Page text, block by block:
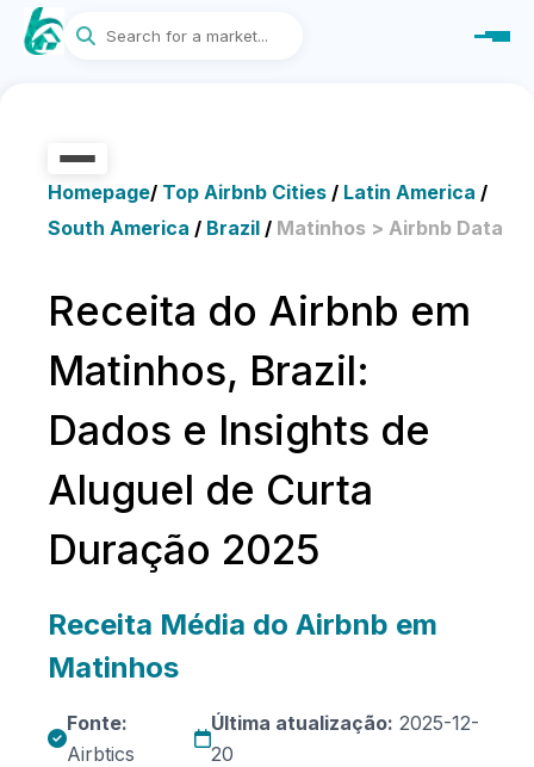
Homepage/ Top Airbnb Cities / Latin America /
South America / Brazil / Matinhos > Airbnb Data
Receita do Airbnb em
Matinhos, Brazil:
Dados e Insights de
Aluguel de Curta
Duração 2025
Receita Média do Airbnb em
Matinhos
Fonte:
Airbtics
Última atualização: 2025-12-
20